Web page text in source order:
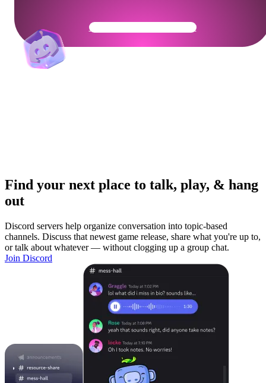
Get Your Community Ready
Find your next place to talk, play, & hang
out
Discord servers help organize conversation into topic-based
channels. Discuss that newest game release, share what you're up to,
or talk about whatever — without clogging up a group chat.
Join Discord